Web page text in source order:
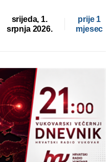
srijeda, 1.
srpnja 2026.
prije 1
mjesec